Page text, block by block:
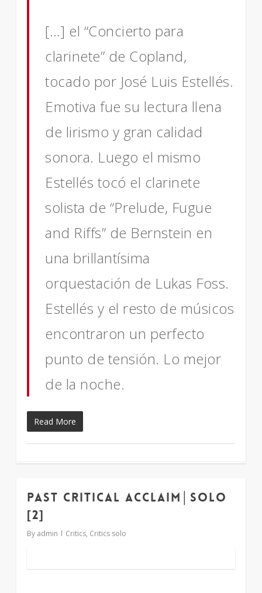
[…] el “Concierto para
clarinete” de Copland,
tocado por José Luis Estellés.
Emotiva fue su lectura llena
de lirismo y gran calidad
sonora. Luego el mismo
Estellés tocó el clarinete
solista de “Prelude, Fugue
and Riffs” de Bernstein en
una brillantísima
orquestación de Lukas Foss.
Estellés y el resto de músicos
encontraron un perfecto
punto de tensión. Lo mejor
de la noche.
Read More
Past critical acclaim│solo
[2]
By admin Critics, Critics solo
2